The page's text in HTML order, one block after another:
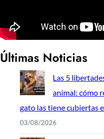
Últimas Noticias
Las 5
animal: cómo
gato las tiene cubiertas
03/08/2026